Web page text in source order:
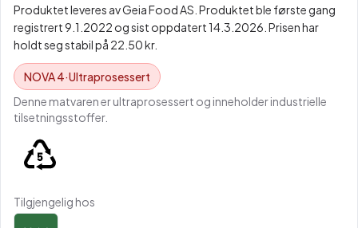
Produktet leveres av Geia Food AS. Produktet ble første gang
registrert 9.1.2022 og sist oppdatert 14.3.2026. Prisen har
holdt seg stabil på 22.50 kr.
NOVA4·Ultraprosessert
Denne matvaren er ultraprosessert og inneholder industrielle
tilsetningsstoffer.
Tilgjengelig hos